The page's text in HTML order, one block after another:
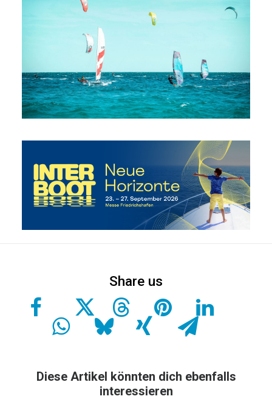
Diese Artikel könnten dich ebenfalls
interessieren